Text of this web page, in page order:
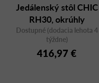
Jedálenský stôl CHIC
RH30, okrúhly
Dostupné (dodacia lehota 4
týždne)
416,97 €